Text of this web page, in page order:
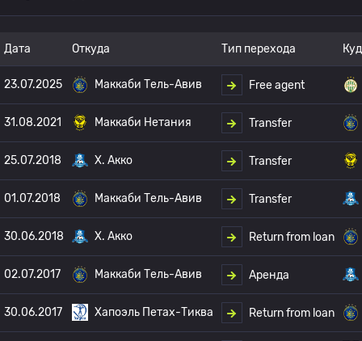
Дата Откуда Тип перехода
23.07.2025 Маккаби Тель-Авив Free agent
31.08.2021 Маккаби Нетания Transfer
25.07.2018 Х. Акко Transfer
01.07.2018 Маккаби Тель-Авив Transfer
30.06.2018 Х. Акко Return from loan
02.07.2017 Маккаби Тель-Авив Аренда
30.06.2017 Хапоэль Петах-Тиква Return from loan